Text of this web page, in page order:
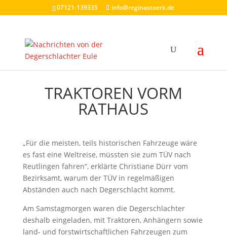
07121-139335 info@reginastoerk.de
TRAKTOREN VORM
RATHAUS
„Für die meisten, teils historischen Fahrzeuge wäre
es fast eine Weltreise, müssten sie zum TÜV nach
Reutlingen fahren“, erklärte Christiane Dürr vom
Bezirksamt, warum der TÜV in regelmäßigen
Abständen auch nach Degerschlacht kommt.
Am Samstagmorgen waren die Degerschlachter
deshalb eingeladen, mit Traktoren, Anhängern sowie
land- und forstwirtschaftlichen Fahrzeugen zum